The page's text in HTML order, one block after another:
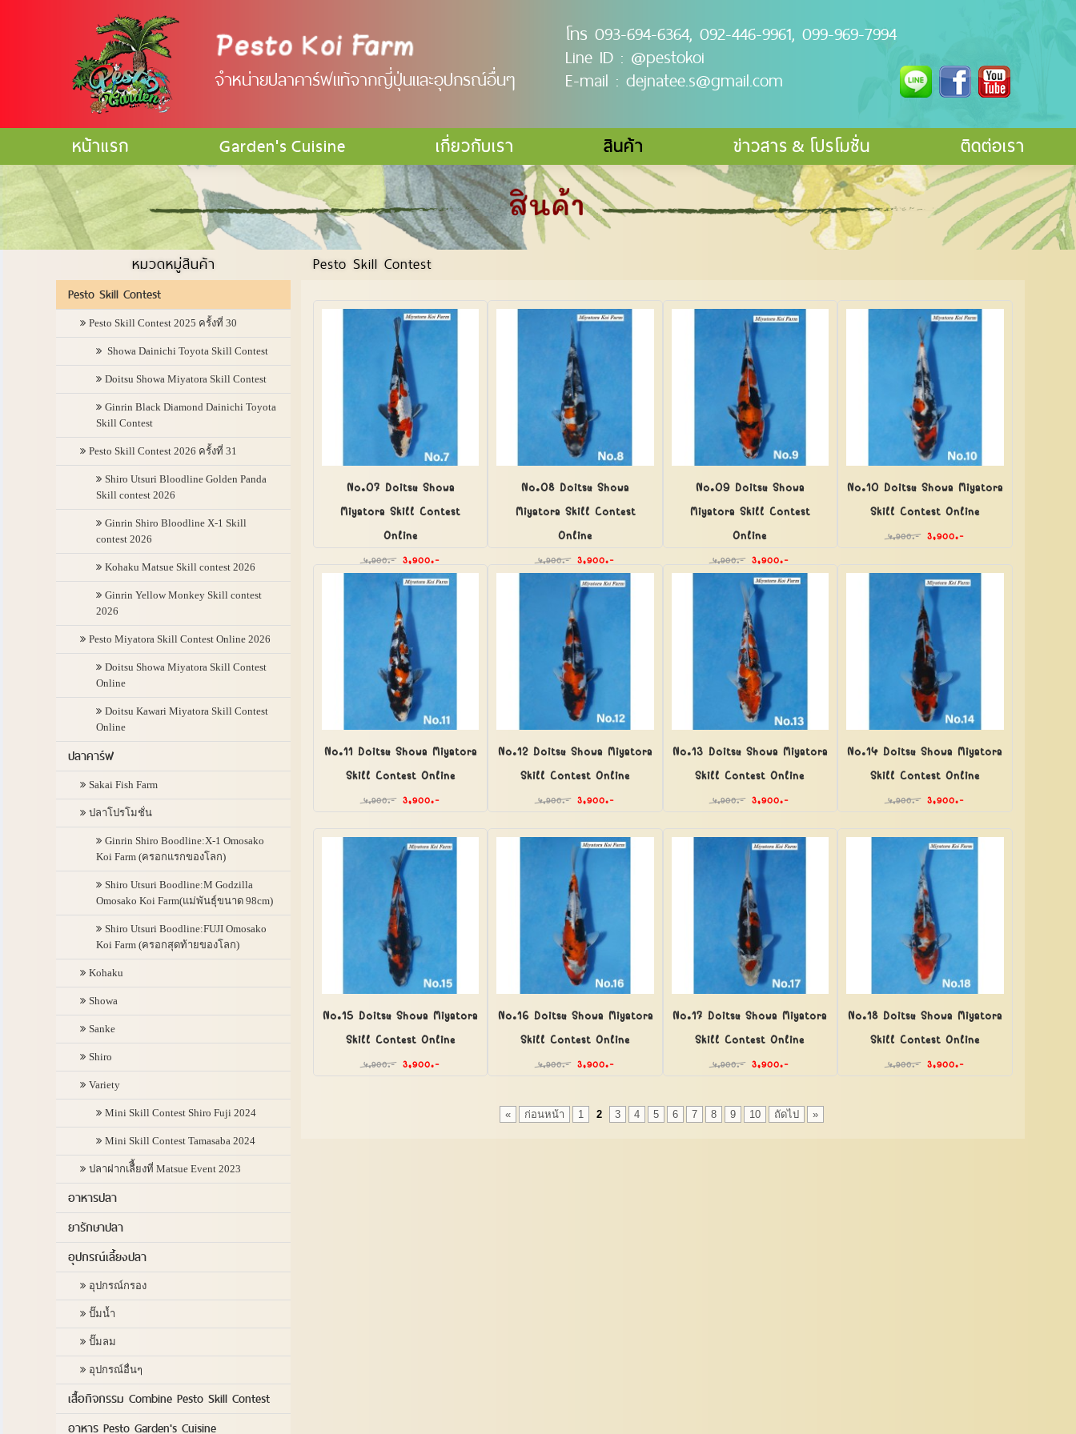
จำหน่ายปลาคาร์ฟแท้จากญี่ปุ่นและอุปกรณ์อื่นๆ
โทร 093-694-6364, 092-446-9961, 099-969-7994
Line ID : @pestokoi
E-mail : dejnatee.s@gmail.com
หน้าแรก Garden's Cuisine เกี่ยวกับเรา สินค้า ข่าวสาร & โปรโมชั่น ติดต่อเรา
หมวดหมู่สินค้า
Pesto Skill Contest
Pesto Skill Contest 2025 ครั้งที่ 30
Showa Dainichi Toyota Skill Contest
Doitsu Showa Miyatora Skill Contest
Ginrin Black Diamond Dainichi Toyota
Skill Contest
Pesto Skill Contest 2026 ครั้งที่ 31
Shiro Utsuri Bloodline Golden Panda
Skill contest 2026
Ginrin Shiro Bloodline X-1 Skill
contest 2026
Kohaku Matsue Skill contest 2026
Ginrin Yellow Monkey Skill contest
2026
Pesto Miyatora Skill Contest Online 2026
Doitsu Showa Miyatora Skill Contest
Online
Doitsu Kawari Miyatora Skill Contest
Online
ปลาคาร์ฟ
Sakai Fish Farm
ปลาโปรโมชั่น
Ginrin Shiro Boodline:X-1 Omosako
Koi Farm (ครอกแรกของโลก)
Shiro Utsuri Boodline:M Godzilla
Omosako Koi Farm(แม่พันธุ์ขนาด 98cm)
Shiro Utsuri Boodline:FUJI Omosako
Koi Farm (ครอกสุดท้ายของโลก)
Kohaku
Showa
Sanke
Shiro
Variety
Mini Skill Contest Shiro Fuji 2024
Mini Skill Contest Tamasaba 2024
ปลาฝากเลืี้ยงที่ Matsue Event 2023
อาหารปลา
ยารักษาปลา
อุปกรณ์เลี้ยงปลา
อุปกรณ์กรอง
ปั๊มน้ำ
ปั๊มลม
อุปกรณ์อื่นๆ
เสื้อกิจกรรม Combine Pesto Skill Contest
อาหาร Pesto Garden's Cuisine
Pesto Skill Contest
No.07 Doitsu Showa
Miyatora Skill Contest
Online
4,900.- 3,900.-
No.08 Doitsu Showa
Miyatora Skill Contest
Online
4,900.- 3,900.-
No.09 Doitsu Showa
Miyatora Skill Contest
Online
4,900.- 3,900.-
No.10 Doitsu Showa Miyatora
Skill Contest Online
4,900.- 3,900.-
No.11 Doitsu Showa Miyatora
Skill Contest Online
4,900.- 3,900.-
No.12 Doitsu Showa Miyatora
Skill Contest Online
4,900.- 3,900.-
No.13 Doitsu Showa Miyatora
Skill Contest Online
4,900.- 3,900.-
No.14 Doitsu Showa Miyatora
Skill Contest Online
4,900.- 3,900.-
No.15 Doitsu Showa Miyatora
Skill Contest Online
4,900.- 3,900.-
No.16 Doitsu Showa Miyatora
Skill Contest Online
4,900.- 3,900.-
No.17 Doitsu Showa Miyatora
Skill Contest Online
4,900.- 3,900.-
No.18 Doitsu Showa Miyatora
Skill Contest Online
4,900.- 3,900.-
« ก่อนหน้า 1 2 3 4 5 6 7 8 9 10 ถัดไป »